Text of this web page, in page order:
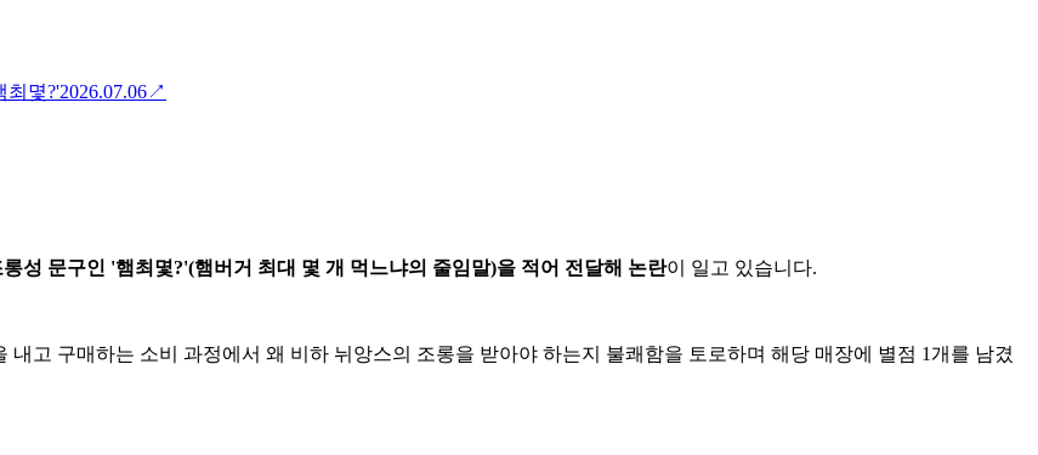
최몇?'2026.07.06↗
성 문구인 '햄최몇?'(햄버거 최대 몇 개 먹느냐의 줄임말)을 적어 전달해 논란이 일고 있습니다.
고 구매하는 소비 과정에서 왜 비하 뉘앙스의 조롱을 받아야 하는지 불쾌함을 토로하며 해당 매장에 별점 1개를 남겼